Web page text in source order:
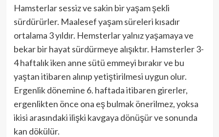
Hamsterlar sessiz ve sakin bir yaşam şekli
sürdürürler. Maalesef yaşam süreleri kısadır
ortalama 3 yıldır. Hemsterlar yalnız yaşamaya ve
bekar bir hayat sürdürmeye alışıktır. Hamsterler 3-
4 haftalık iken anne sütü emmeyi bırakır ve bu
yaştan itibaren alınıp yetiştirilmesi uygun olur.
Ergenlik dönemine 6. haftada itibaren girerler,
ergenlikten önce ona eş bulmak önerilmez, yoksa
ikisi arasındaki ilişki kavgaya dönüşür ve sonunda
kan dökülür.